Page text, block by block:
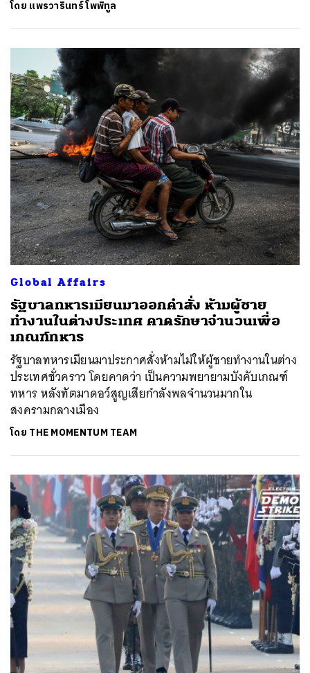
โดย แพรวารินทร์ โพพิทูล
Global Affairs
รัฐบาลทหารเมียนมาออกคำสั่ง ห้ามผู้ชาย
ทำงานในต่างประเทศ คาดรักษาจำนวนเพื่อ
เกณฑ์ทหาร
รัฐบาลทหารเมียนมาประกาศสั่งห้ามไม่ให้ผู้ชายทำงานในต่าง
ประเทศชั่วคราว โดยคาดว่า เป็นความพยายามบังคับเกณฑ์
ทหาร หลังทัตมาดอว์สูญเสียกำลังพลจำนวนมากใน
สงครามกลางเมือง
โดย THE MOMENTUM TEAM
ค้นหา
SHARE